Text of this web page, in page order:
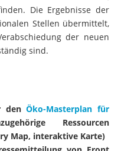
Austausch ist,
Die Ergebnisse der
Stellen übermittelt,
der neuen
sind.
denÖko-Masterplan für
Ressourcen
Map, interaktive Karte)